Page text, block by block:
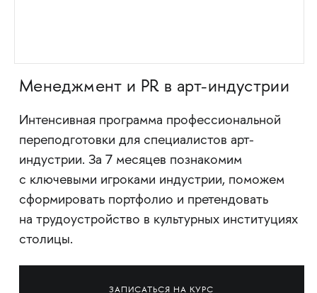
Менеджмент и PR в арт-индустрии
Интенсивная программа профессиональной
переподготовки для специалистов арт-
индустрии. За 7 месяцев познакомим
с ключевыми игроками индустрии, поможем
сформировать портфолио и претендовать
на трудоустройство в культурных институциях
столицы.
ЗАПИСАТЬСЯ НА КУРС